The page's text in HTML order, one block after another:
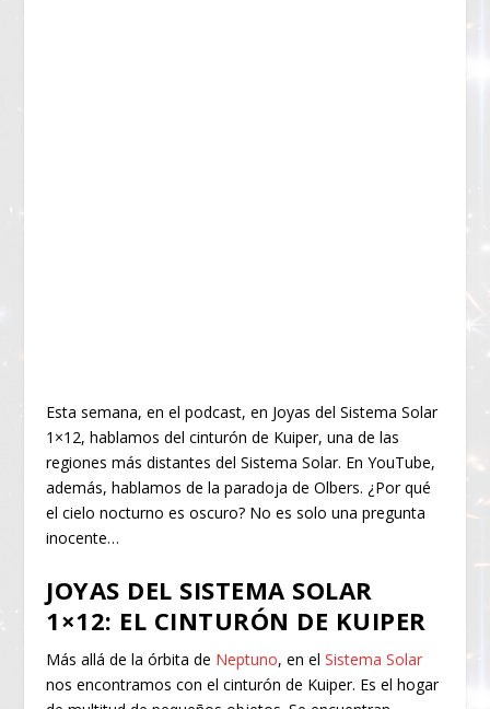
Esta semana, en el podcast, en Joyas del Sistema Solar
1×12, hablamos del cinturón de Kuiper, una de las
regiones más distantes del Sistema Solar. En YouTube,
además, hablamos de la paradoja de Olbers. ¿Por qué
el cielo nocturno es oscuro? No es solo una pregunta
inocente…
JOYAS DEL SISTEMA SOLAR
1×12: EL CINTURÓN DE KUIPER
Más allá de la órbita de Neptuno, en elSistema Solar
nos encontramos con el cinturón de Kuiper. Es el hogar